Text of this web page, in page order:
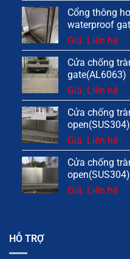
Cổng thông
waterproof
Giá: Liên hệ
Cửa chống
gate(AL6063)
Giá: Liên hệ
Cửa chống
open(SUS304)
Giá: Liên hệ
Cửa chống
open(SUS304)
Giá: Liên hệ
HỖ TRỢ